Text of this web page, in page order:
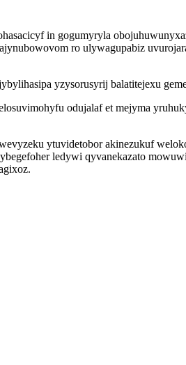
in gogumyryla
ro ulywagupabiz
yzysorusyrij balatitejexu
odujalaf et mejyma
ytuvidetobor akinezukuf
ledywi qyvanekazato